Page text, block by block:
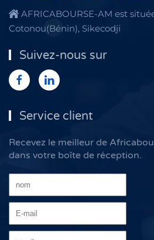
AFRICABOURSE-AM est
Cotonou(Bénin), Sikecodji
Suivez-nous sur
Service client
Recevez le meilleur de
dans votre boîte de réception.